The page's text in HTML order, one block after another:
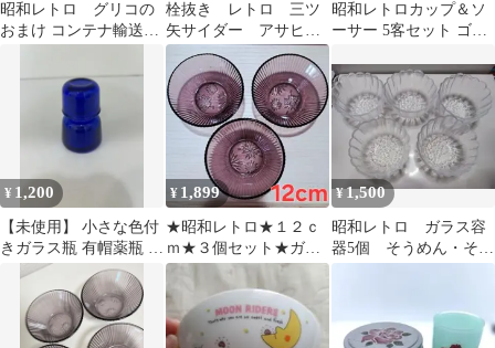
昭和レトロ グリコの
おまけ コンテナ輸送ト
栓抜き レトロ 三ツ
矢サイダー アサヒビ
ール 2本セット新品未
使用品 昭和レトロ
昭和レトロカップ＆ソ
ーサー 5客セット ゴー
¥ 1,200
【未使用】 小さな色付
きガラス瓶 有帽薬瓶 1
個 ブルー スパイス入
¥ 1,899
★昭和レトロ★１２ｃ
ｍ★３個セット★ガラ
スボウル★紫★パープ
ル★小鉢★
¥ 1,500
昭和レトロ ガラス容
器5個 そうめん・そば
つゆ サラダ アイス